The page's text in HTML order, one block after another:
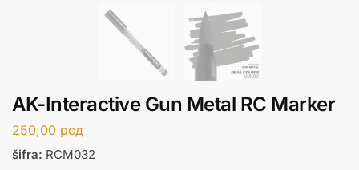
AK-Interactive Gun Metal RC Marker
250,00 рсд
šifra: RCM032